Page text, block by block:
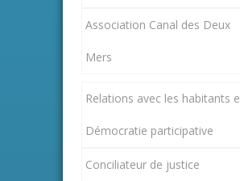
Association Canal des Deux
Mers
Relations avec les habitants
Démocratie participative
Conciliateur de justice